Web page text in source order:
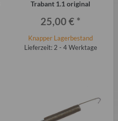
Trabant 1.1 original
25,00 € *
Knapper Lagerbestand
Lieferzeit: 2 - 4 Werktage